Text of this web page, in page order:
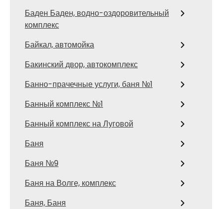
Баден Баден, водно-оздоровительный
комплекс
Байкал, автомойка
Бакинский двор, автокомплекс
Банно-прачечные услуги, баня №1
Банный комплекс №1
Банный комплекс на Луговой
Баня
Баня №9
Баня на Волге, комплекс
Баня, Баня